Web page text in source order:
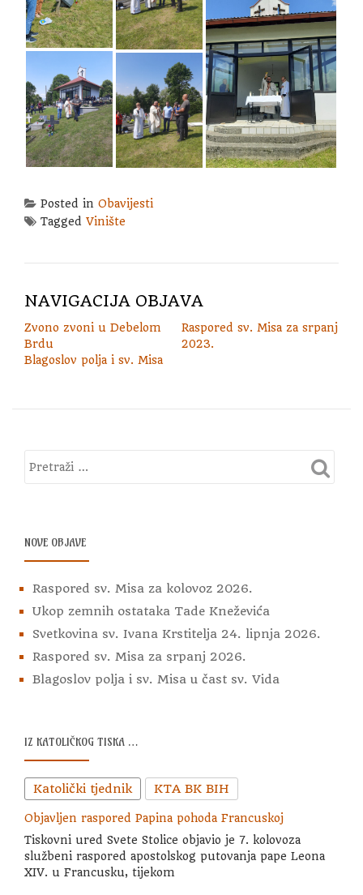
Posted in Obavijesti
Tagged Vinište
NAVIGACIJA OBJAVA
Zvono zvoni u Debelom
Brdu
Blagoslov polja i sv. Misa
Raspored sv. Misa za srpanj
2023.
NOVE OBJAVE
Raspored sv. Misa za kolovoz 2026.
Ukop zemnih ostataka Tade Kneževića
Svetkovina sv. Ivana Krstitelja 24. lipnja 2026.
Raspored sv. Misa za srpanj 2026.
Blagoslov polja i sv. Misa u čast sv. Vida
IZ KATOLIČKOG TISKA …
Katolički tjednik KTA BK BIH
Objavljen raspored Papina pohoda Francuskoj
Tiskovni ured Svete Stolice objavio je 7. kolovoza
službeni raspored apostolskog putovanja pape Leona
XIV. u Francusku, tijekom